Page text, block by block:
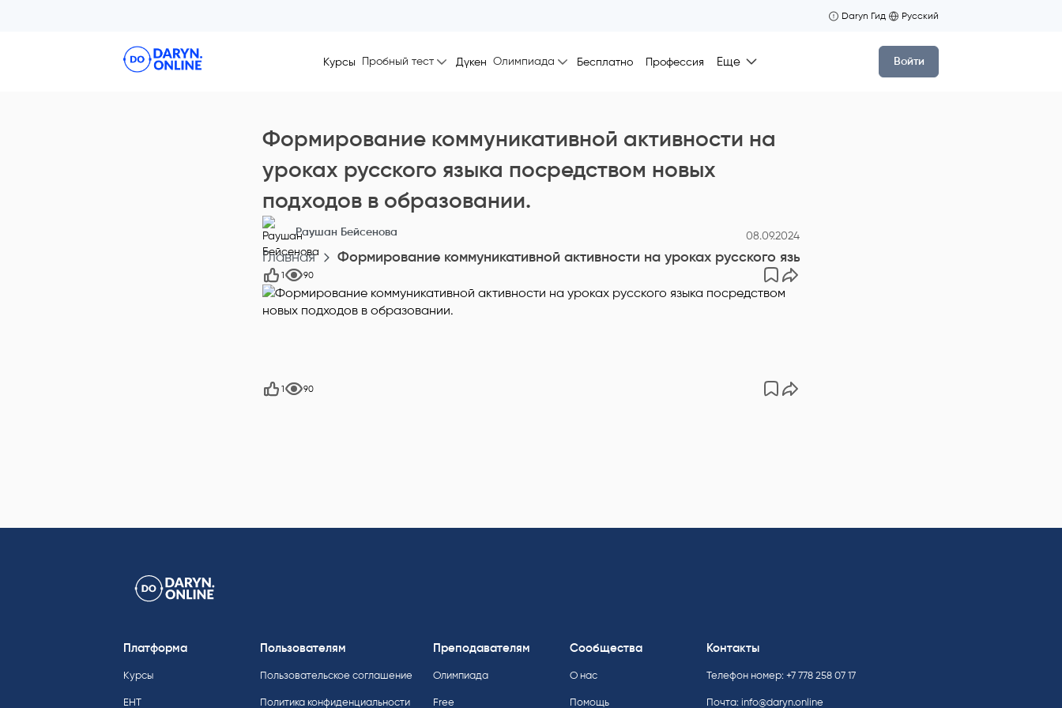
Daryn Гид Русский
Курсы Пробный тест Дүкен Олимпиада Бесплатно Профессия Еще Войти
Формирование коммуникативной активности на
уроках русского языка посредством новых
подходов в образовании.
Раушан Бейсенова 08.09.2024
Главная Формирование коммуникативной активности на уроках русского языка посредством новых подходов в
1 90
1 90
Платформа
Курсы
ЕНТ
Пользователям
Пользовательское соглашение
Политика конфиденциальности
Преподавателям
Олимпиада
Free
Сообщества
О нас
Помощь
Контакты
Телефон номер: +7 778 258 07 17
Почта: info@daryn.online